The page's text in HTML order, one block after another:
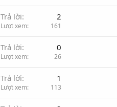
Trả lời 2
Lượt xem 161
Trả lời 0
Lượt xem 26
Trả lời 1
Lượt xem 113